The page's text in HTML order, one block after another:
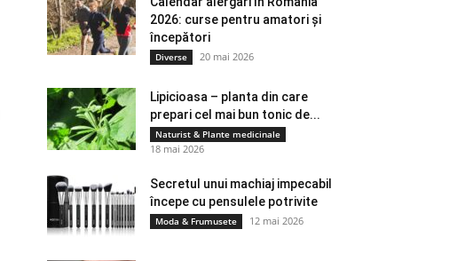
2026: curse pentru amatori și
începători
Diverse 20 mai 2026
Lipicioasa – planta din care
prepari cel mai bun tonic de...
Naturist & Plante medicinale
18 mai 2026
Secretul unui machiaj impecabil
începe cu pensulele potrivite
Moda & Frumusete 12 mai 2026